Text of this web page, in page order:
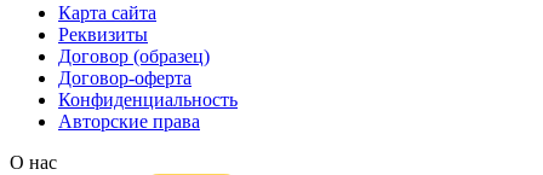
Карта сайта
Реквизиты
Договор (образец)
Договор-оферта
Конфиденциальность
Авторские права
О нас